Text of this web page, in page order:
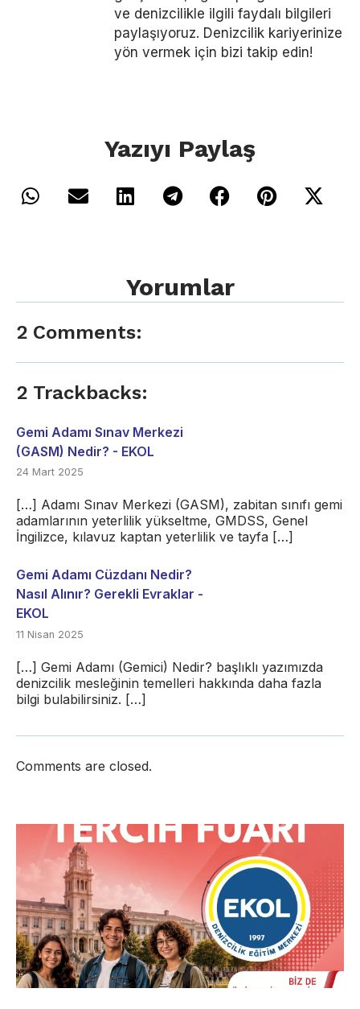
ve denizcilikle ilgili faydalı bilgileri
paylaşıyoruz. Denizcilik kariyerinize
yön vermek için bizi takip edin!
Yazıyı Paylaş
Yorumlar
2 Comments:
2 Trackbacks:
Gemi Adamı Sınav Merkezi
(GASM) Nedir? - EKOL
24 Mart 2025
[…] Adamı Sınav Merkezi (GASM), zabitan sınıfı gemi
adamlarının yeterlilik yükseltme, GMDSS, Genel
İngilizce, kılavuz kaptan yeterlilik ve tayfa […]
Gemi Adamı Cüzdanı Nedir?
Nasıl Alınır? Gerekli Evraklar -
EKOL
11 Nisan 2025
[…] Gemi Adamı (Gemici) Nedir? başlıklı yazımızda
denizcilik mesleğinin temelleri hakkında daha fazla
bilgi bulabilirsiniz. […]
Comments are closed.